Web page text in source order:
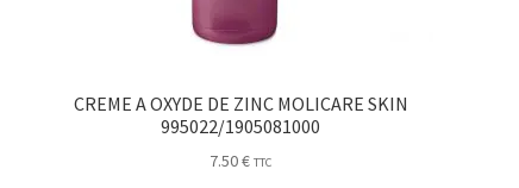
CREME A OXYDE DE ZINC MOLICARE SKIN
995022/1905081000
7.50€ TTC